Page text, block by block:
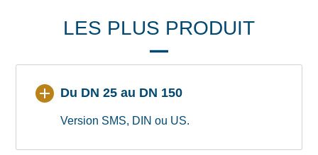
LES PLUS PRODUIT
Du DN 25 au DN 150
Version SMS, DIN ou US.